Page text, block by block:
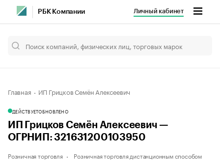
РБК Компании Личный кабинет
Главная ИП Грицков Семён Алексеевич
ДЕЙСТВУЕТОБНОВЛЕНО
ИП Грицков Семён Алексеевич —
ОГРНИП: 321631200103950
Розничная торговля Розничная торговля дистанционным способом